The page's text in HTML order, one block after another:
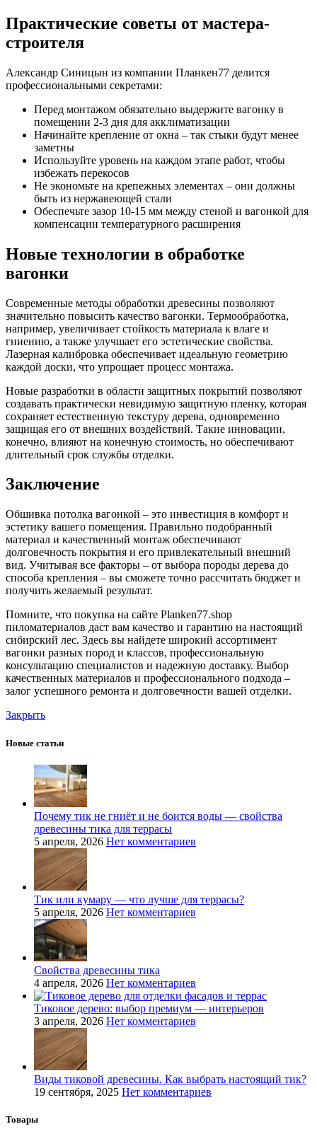
Практические советы от мастера-
строителя
Александр Синицын из компании Планкен77 делится
профессиональными секретами:
Перед монтажом обязательно выдержите вагонку в
помещении 2-3 дня для акклиматизации
Начинайте крепление от окна – так стыки будут менее
заметны
Используйте уровень на каждом этапе работ, чтобы
избежать перекосов
Не экономьте на крепежных элементах – они должны
быть из нержавеющей стали
Обеспечьте зазор 10-15 мм между стеной и вагонкой для
компенсации температурного расширения
Новые технологии в обработке
вагонки
Современные методы обработки древесины позволяют
значительно повысить качество вагонки. Термообработка,
например, увеличивает стойкость материала к влаге и
гниению, а также улучшает его эстетические свойства.
Лазерная калибровка обеспечивает идеальную геометрию
каждой доски, что упрощает процесс монтажа.
Новые разработки в области защитных покрытий позволяют
создавать практически невидимую защитную пленку, которая
сохраняет естественную текстуру дерева, одновременно
защищая его от внешних воздействий. Такие инновации,
конечно, влияют на конечную стоимость, но обеспечивают
длительный срок службы отделки.
Заключение
Обшивка потолка вагонкой – это инвестиция в комфорт и
эстетику вашего помещения. Правильно подобранный
материал и качественный монтаж обеспечивают
долговечность покрытия и его привлекательный внешний
вид. Учитывая все факторы – от выбора породы дерева до
способа крепления – вы сможете точно рассчитать бюджет и
получить желаемый результат.
Помните, что покупка на сайте Planken77.shop
пиломатериалов даст вам качество и гарантию на настоящий
сибирский лес. Здесь вы найдете широкий ассортимент
вагонки разных пород и классов, профессиональную
консультацию специалистов и надежную доставку. Выбор
качественных материалов и профессионального подхода –
залог успешного ремонта и долговечности вашей отделки.
Закрыть
Новые статьи
Почему тик не гниёт и не боится воды — свойства
древесины тика для террасы
5 апреля, 2026 Нет комментариев
Тик или кумару — что лучше для террасы?
5 апреля, 2026 Нет комментариев
Свойства древесины тика
4 апреля, 2026 Нет комментариев
Тиковое дерево: выбор премиум — интерьеров
3 апреля, 2026 Нет комментариев
Виды тиковой древесины. Как выбрать настоящий тик?
19 сентября, 2025 Нет комментариев
Товары